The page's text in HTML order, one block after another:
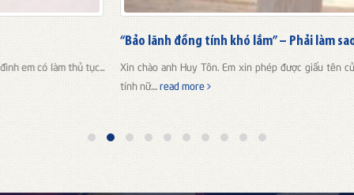
“Bảo lãnh đồng tính khó lắm” – Phải làm sao?”
Xin chào anh Huy Tôn. Em xin phép được giấu tên của mình. Em là một đồng
read more